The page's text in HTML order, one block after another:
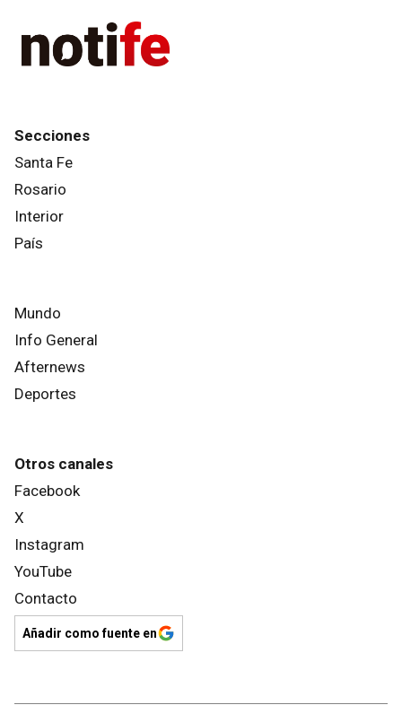
Secciones
Santa Fe
Rosario
Interior
País
Mundo
Info General
Afternews
Deportes
Otros canales
Facebook
X
Instagram
YouTube
Contacto
Añadir como fuente en